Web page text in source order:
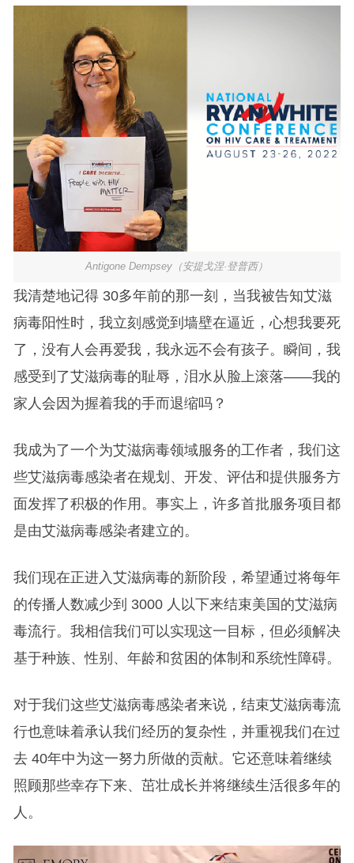
Antigone Dempsey（安提戈涅·登普西）
我清楚地记得 30多年前的那一刻，当我被告知艾滋
病毒阳性时，我立刻感觉到墙壁在逼近，心想我要死
了，没有人会再爱我，我永远不会有孩子。瞬间，我
感受到了艾滋病毒的耻辱，泪水从脸上滚落——我的
家人会因为握着我的手而退缩吗？
我成为了一个为艾滋病毒领域服务的工作者，我们这
些艾滋病毒感染者在规划、开发、评估和提供服务方
面发挥了积极的作用。事实上，许多首批服务项目都
是由艾滋病毒感染者建立的。
我们现在正进入艾滋病毒的新阶段，希望通过将每年
的传播人数减少到 3000 人以下来结束美国的艾滋病
毒流行。我相信我们可以实现这一目标，但必须解决
基于种族、性别、年龄和贫困的体制和系统性障碍。
对于我们这些艾滋病毒感染者来说，结束艾滋病毒流
行也意味着承认我们经历的复杂性，并重视我们在过
去 40年中为这一努力所做的贡献。它还意味着继续
照顾那些幸存下来、茁壮成长并将继续生活很多年的
人。